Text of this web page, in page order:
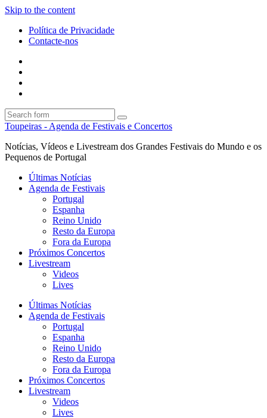
Skip to the content
Política de Privacidade
Contacte-nos
Search
Toupeiras - Agenda de Festivais e Concertos
Notícias, Vídeos e Livestream dos Grandes Festivais do Mundo e os
Pequenos de Portugal
Últimas Notícias
Agenda de Festivais
Portugal
Espanha
Reino Unido
Resto da Europa
Fora da Europa
Próximos Concertos
Livestream
Videos
Lives
Últimas Notícias
Agenda de Festivais
Portugal
Espanha
Reino Unido
Resto da Europa
Fora da Europa
Próximos Concertos
Livestream
Videos
Lives